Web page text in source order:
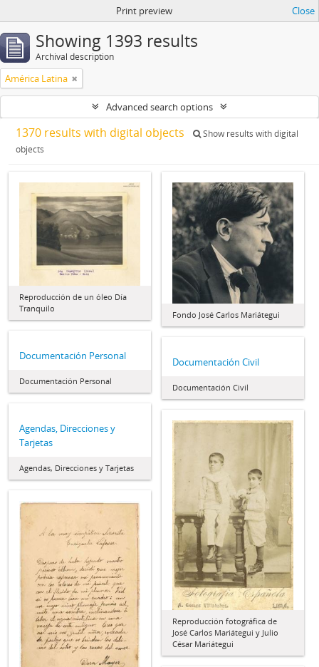
Print preview Close
Showing 1393 results
Archival description
América Latina
Advanced search options
1370 results with digital objects
Show results with digital
objects
Reproducción de un óleo Día
Tranquilo
Fondo José Carlos Mariátegui
Documentación Personal
Documentación Personal
Documentación Civil
Documentación Civil
Agendas, Direcciones y
Tarjetas
Agendas, Direcciones y Tarjetas
Reproducción fotográfica de
José Carlos Mariátegui y Julio
César Mariátegui